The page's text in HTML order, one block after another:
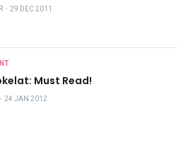
・ 29 DEC 2011
Must Read!
・ 24 JAN 2012